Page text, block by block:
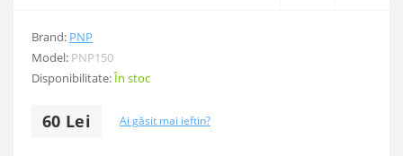
Brand: PNP
Model: PNP150
Disponibilitate:În stoc
60 Lei Ai găsit mai ieftin?